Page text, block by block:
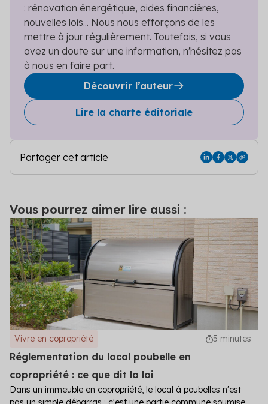
: rénovation énergétique, aides financières,
nouvelles lois... Nous nous efforçons de les
mettre à jour régulièrement. Toutefois, si vous
avez un doute sur une information, n'hésitez pas
à nous en faire part.
Découvrir l’auteur
Lire la charte éditoriale
Partager cet article
Vous pourrez aimer lire aussi :
Vivre en copropriété 5 minutes
Réglementation du local poubelle en
copropriété : ce que dit la loi
Dans un immeuble en copropriété, le local à poubelles n'est